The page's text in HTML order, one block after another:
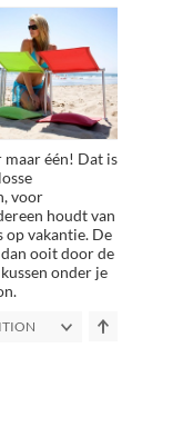
maar één! Dat is
voor
houdt van
op vakantie. De
ooit door de
onder je